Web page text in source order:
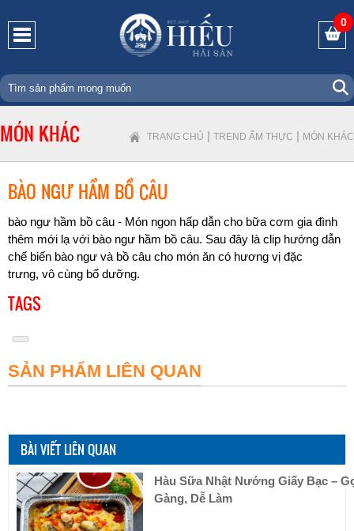
0
MÓN KHÁC TRANG CHỦ | TREND ẨM THỰC | MÓN KHÁC
BÀO NGƯ HẦM BỒ CÂU
bào ngư hầm bồ câu - Món ngon hấp dẫn cho bữa cơm gia đình
thêm mới lạ với bào ngư hầm bồ câu. Sau đây là clip hướng dẫn
chế biến bào ngư và bồ câu cho món ăn có hương vị đặc
trưng, vô cùng bổ dưỡng.
TAGS
SẢN PHẨM LIÊN QUAN
BÀI VIẾT LIÊN QUAN
Hàu Sữa Nhật Nướng Giấy Bạc –
Gàng, Dễ Làm